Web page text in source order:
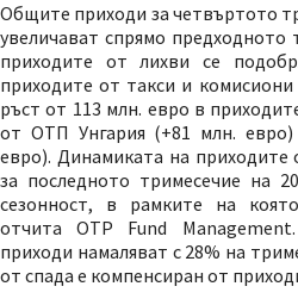
Общите приходи за четвъртото
увеличават спрямо предходното
приходите от лихви се
приходите от такси и комисиони
ръст от 113 млн. евро в
от ОТП Унгария (+81 млн.
евро). Динамиката на приходите
за последното тримесечие на
сезонност, в рамките на
отчита OTP Fund
приходи намаляват с 28% на
от спада е компенсиран от